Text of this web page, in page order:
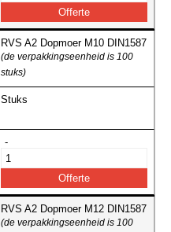
RVS A2 Dopmoer M10 DIN1587
(de verpakkingseenheid is 100
stuks)
Stuks
-
RVS A2 Dopmoer M12 DIN1587
(de verpakkingseenheid is 100